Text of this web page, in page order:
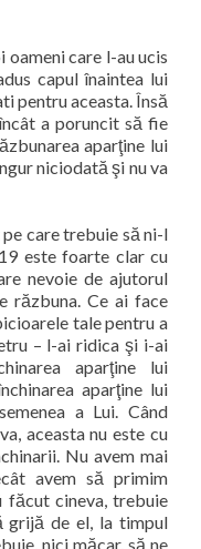
oameni care l-au ucis
capul înaintea lui
pentru aceasta. Însă
a poruncit să fie
aparţine lui
niciodată şi nu va
care trebuie să ni-l
este foarte clar cu
nevoie de ajutorul
răzbuna. Ce ai face
tale pentru a
– l-ai ridica şi i-ai
aparţine lui
aparţine lui
a Lui. Când
aceasta nu este cu
Nu avem mai
avem să primim
făcut cineva, trebuie
grijă de el, la timpul
nici măcar, să ne